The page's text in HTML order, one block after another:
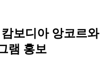
보디아 앙코르와
램 홍보